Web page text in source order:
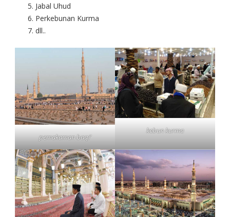
Jabal Uhud
Perkebunan Kurma
dll..
pemakaman baqi’
kebun kurma